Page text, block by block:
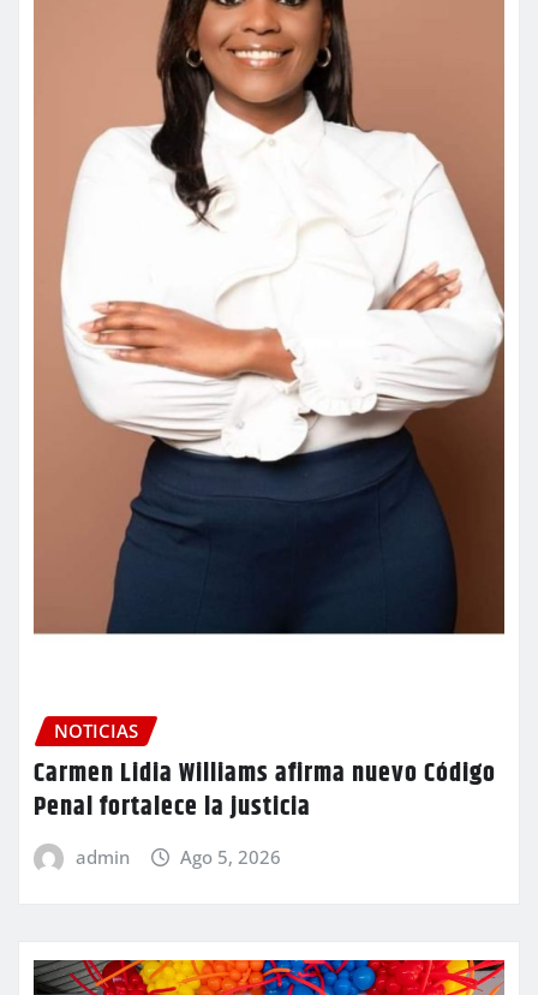
NOTICIAS
Carmen Lidia Williams afirma nuevo Código
Penal fortalece la justicia
admin Ago 5, 2026